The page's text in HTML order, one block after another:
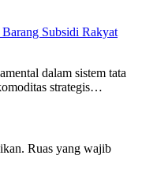
Subsidi Rakyat
dalam sistem tata
strategis…
Ruas yang wajib